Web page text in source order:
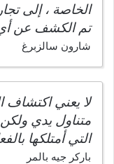
الخاصة ، إلى
تم الكشف عن
شارون سالزبرغ
لا يعني اكتشاف
متناول يدي
التي أمتلكها
باركر جيه بالمر